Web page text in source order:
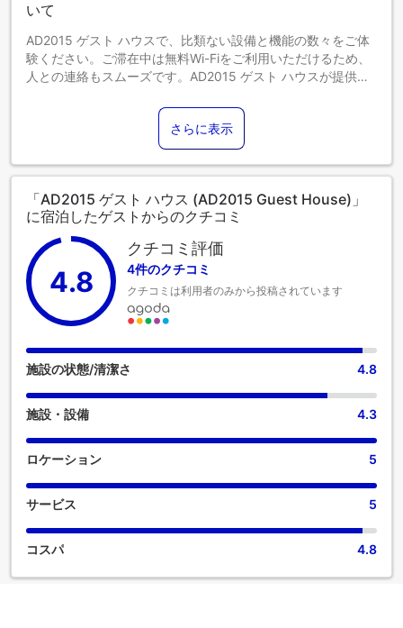
いて
AD2015 ゲスト ハウスで、比類ない設備と機能の数々をご体
験ください。ご滞在中は無料Wi-Fiをご利用いただけるため、
人との連絡もスムーズです。AD2015 ゲスト ハウスが提供す
ティビティへの参加を手軽にします。 お車でお越しのお客様
には、無料駐車場をご用意しております。 コンシェルジュサ
ービスなど、フロントデスクで必要なサポートをいつでも受
けることができます。 くつろぎたい方のために、ルームサー
います。AD2015 ゲスト ハウスでの滞在を満喫しましょう。
すべてのお客様の健康と利便性を確保するため、当宿泊施設
内は全面禁煙となっております。AD2015 ゲスト ハウスで
は、快適なご滞在をサポートする便利な設備とサービスを備
えた客室をご用意しています。より楽しい滞在のために、当
宿泊施設の一部の客室にはエアコンまたはリネンサービスを
備えています。一部の客室では、客室内でのビデオストリー
ミング、日刊新聞、テレビをお楽しみいただけます。コーヒ
ーや紅茶を淹れるのに必要なものがすべて揃っている便利な
部屋もあるのでご安心ください。 AD2015 ゲスト ハウスの特
ーをご用意しております。 AD2015 ゲスト ハウスでは、追加
料金なしで提供される豪華な朝食で一日が始まります。
さらに表示
「AD2015 ゲスト ハウス (AD2015 Guest House)」
に宿泊したゲストからのクチコミ
4.8
クチコミ評価
4件のクチコミ
クチコミは利用者のみから投稿されています
施設の状態/清潔さ 4.8
施設・設備 4.3
ロケーション 5
サービス 5
コスパ 4.8